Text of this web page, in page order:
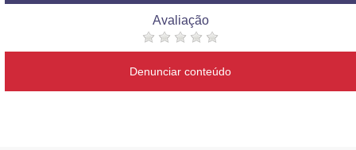
Avaliação
Denunciar conteúdo